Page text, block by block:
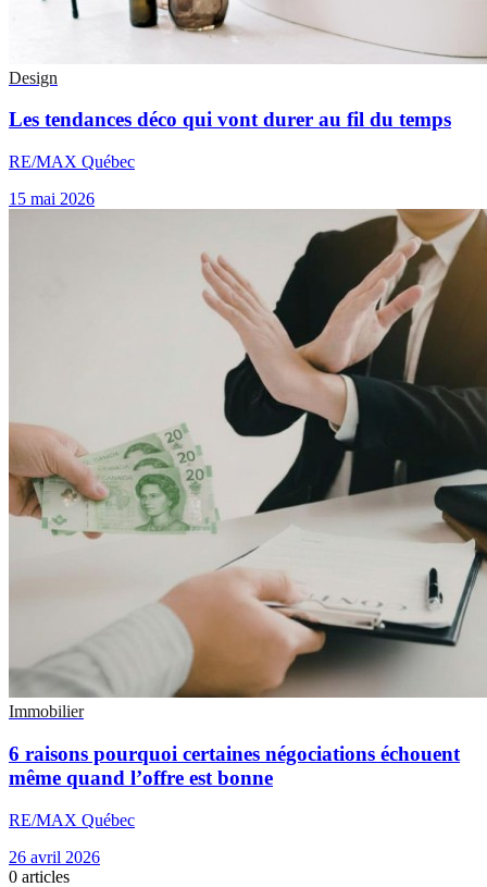
Design
Les tendances déco qui vont durer au fil du temps
RE/MAX Québec
15 mai 2026
Immobilier
6 raisons pourquoi certaines négociations échouent
même quand l’offre est bonne
RE/MAX Québec
26 avril 2026
0 articles